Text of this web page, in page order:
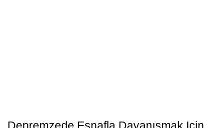
Depremzede Esnafla Dayanışmak Için